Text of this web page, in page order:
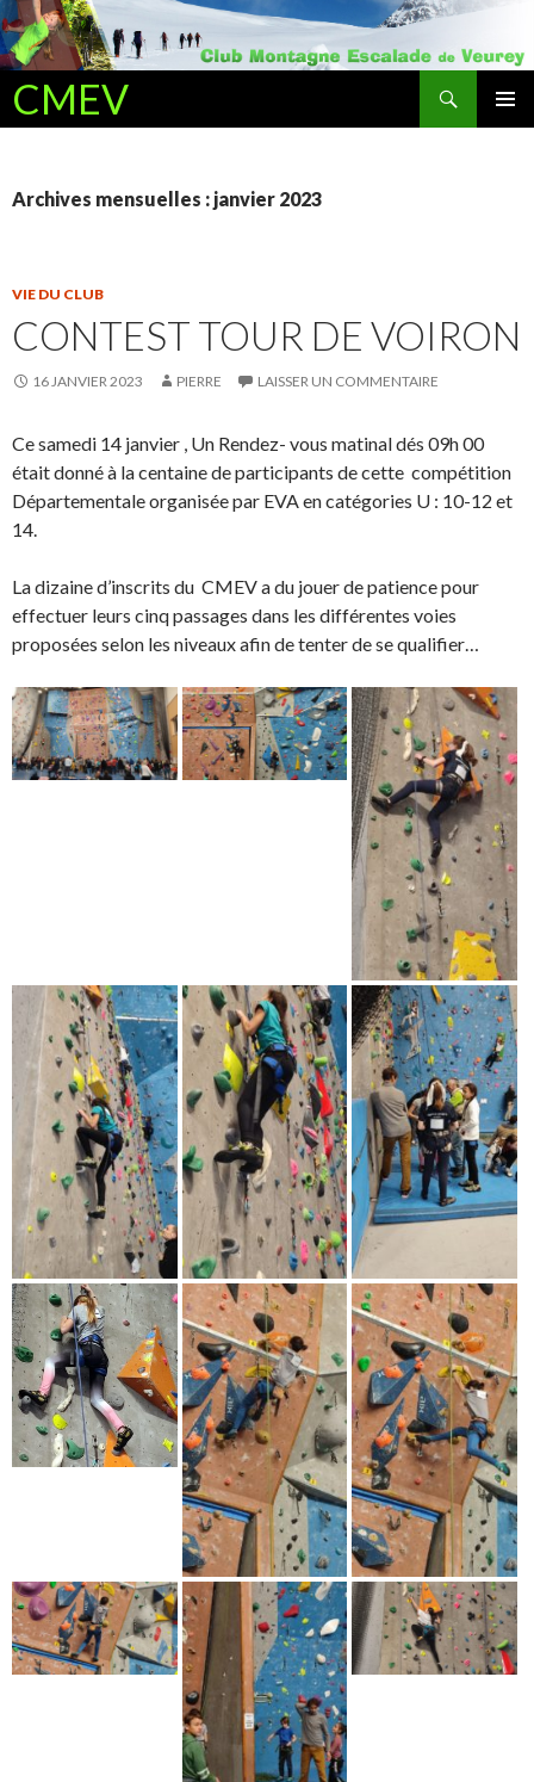
CMEV
Recherche
ALLER AU CONTENU PRINCIPAL
Archives mensuelles : janvier 2023
VIE DU CLUB
CONTEST TOUR DE VOIRON
16 JANVIER 2023 PIERRE LAISSER UN COMMENTAIRE
Ce samedi 14 janvier , Un Rendez- vous matinal dés 09h 00
était donné à la centaine de participants de cette compétition
Départementale organisée par EVA en catégories U : 10-12 et
14.
La dizaine d’inscrits du CMEV a du jouer de patience pour
effectuer leurs cinq passages dans les différentes voies
proposées selon les niveaux afin de tenter de se qualifier…